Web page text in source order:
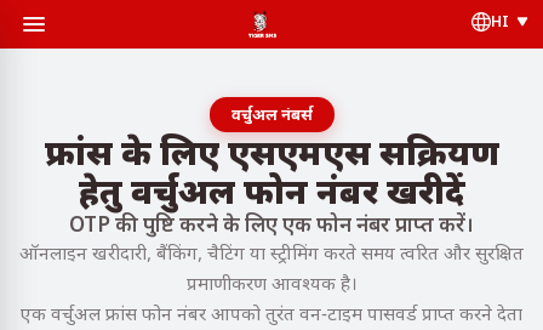
HI
वर्चुअल नंबर्स
फ्रांस के लिए एसएमएस सक्रियण
हेतु वर्चुअल फोन नंबर खरीदें
OTP की पुष्टि करने के लिए एक फोन नंबर प्राप्त करें।
ऑनलाइन खरीदारी, बैंकिंग, चैटिंग या स्ट्रीमिंग करते समय त्वरित और सुरक्षित
प्रमाणीकरण आवश्यक है।
एक वर्चुअल फ्रांस फोन नंबर आपको तुरंत वन-टाइम पासवर्ड प्राप्त करने देता